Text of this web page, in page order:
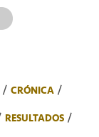
CRÓNICA
RESULTADOS